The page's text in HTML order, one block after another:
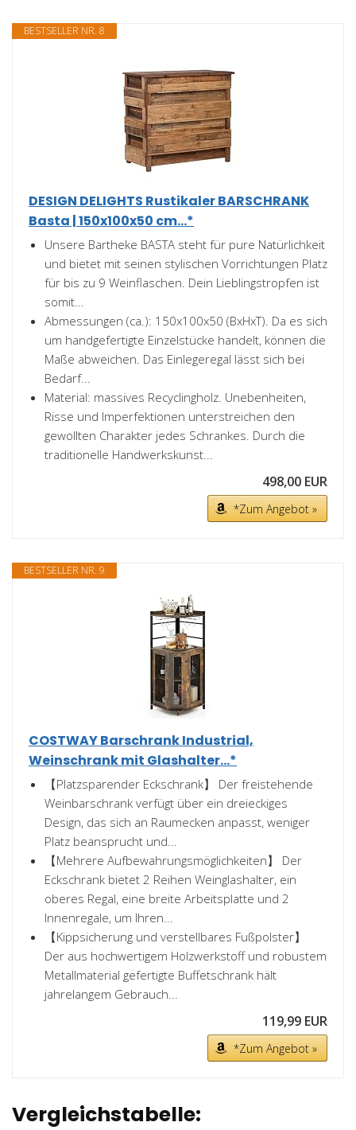
BESTSELLER NR. 8
DESIGN DELIGHTS Rustikaler BARSCHRANK
Basta | 150x100x50 cm...*
Unsere Bartheke BASTA steht für pure Natürlichkeit
und bietet mit seinen stylischen Vorrichtungen Platz
für bis zu 9 Weinflaschen. Dein Lieblingstropfen ist
somit...
Abmessungen (ca.): 150x100x50 (BxHxT). Da es sich
um handgefertigte Einzelstücke handelt, können die
Maße abweichen. Das Einlegeregal lässt sich bei
Bedarf...
Material: massives Recyclingholz. Unebenheiten,
Risse und Imperfektionen unterstreichen den
gewollten Charakter jedes Schrankes. Durch die
traditionelle Handwerkskunst...
498,00 EUR
*Zum Angebot »
BESTSELLER NR. 9
COSTWAY Barschrank Industrial,
Weinschrank mit Glashalter...*
【Platzsparender Eckschrank】 Der freistehende
Weinbarschrank verfügt über ein dreieckiges
Design, das sich an Raumecken anpasst, weniger
Platz beansprucht und...
【Mehrere Aufbewahrungsmöglichkeiten】 Der
Eckschrank bietet 2 Reihen Weinglashalter, ein
oberes Regal, eine breite Arbeitsplatte und 2
Innenregale, um Ihren...
【Kippsicherung und verstellbares Fußpolster】
Der aus hochwertigem Holzwerkstoff und robustem
Metallmaterial gefertigte Buffetschrank hält
jahrelangem Gebrauch...
119,99 EUR
*Zum Angebot »
Vergleichstabelle: